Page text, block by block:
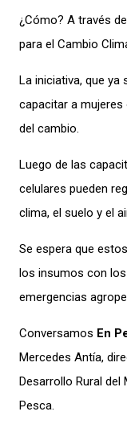
¿Cómo? A través de
para el Cambio
La iniciativa, que ya
capacitar a mujeres
del cambio.
Luego de las
celulares pueden
clima, el suelo y el
Se espera que
los insumos con
emergencias
Conversamos En
Mercedes Antía,
Desarrollo Rural del
Pesca.